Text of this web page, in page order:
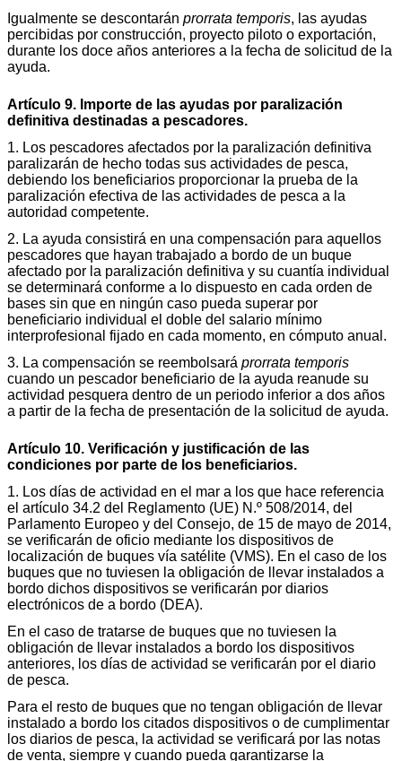
Igualmente se descontarán prorrata temporis, las ayudas
percibidas por construcción, proyecto piloto o exportación,
durante los doce años anteriores a la fecha de solicitud de la
ayuda.
Artículo 9. Importe de las ayudas por paralización
definitiva destinadas a pescadores.
1. Los pescadores afectados por la paralización definitiva
paralizarán de hecho todas sus actividades de pesca,
debiendo los beneficiarios proporcionar la prueba de la
paralización efectiva de las actividades de pesca a la
autoridad competente.
2. La ayuda consistirá en una compensación para aquellos
pescadores que hayan trabajado a bordo de un buque
afectado por la paralización definitiva y su cuantía individual
se determinará conforme a lo dispuesto en cada orden de
bases sin que en ningún caso pueda superar por
beneficiario individual el doble del salario mínimo
interprofesional fijado en cada momento, en cómputo anual.
3. La compensación se reembolsará prorrata temporis
cuando un pescador beneficiario de la ayuda reanude su
actividad pesquera dentro de un periodo inferior a dos años
a partir de la fecha de presentación de la solicitud de ayuda.
Artículo 10. Verificación y justificación de las
condiciones por parte de los beneficiarios.
1. Los días de actividad en el mar a los que hace referencia
el artículo 34.2 del Reglamento (UE) N.º 508/2014, del
Parlamento Europeo y del Consejo, de 15 de mayo de 2014,
se verificarán de oficio mediante los dispositivos de
localización de buques vía satélite (VMS). En el caso de los
buques que no tuviesen la obligación de llevar instalados a
bordo dichos dispositivos se verificarán por diarios
electrónicos de a bordo (DEA).
En el caso de tratarse de buques que no tuviesen la
obligación de llevar instalados a bordo los dispositivos
anteriores, los días de actividad se verificarán por el diario
de pesca.
Para el resto de buques que no tengan obligación de llevar
instalado a bordo los citados dispositivos o de cumplimentar
los diarios de pesca, la actividad se verificará por las notas
de venta, siempre y cuando pueda garantizarse la